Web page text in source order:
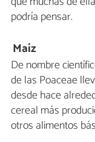
podría pensar.
Maíz
De nombre
de las Poaceae
desde hace
cereal más
otros alimentos